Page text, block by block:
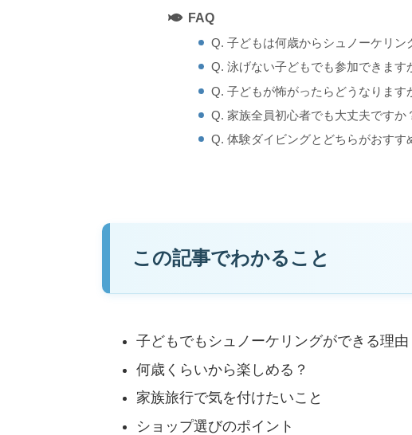
FAQ
Q. 子どもは何歳からシュノーケリン
Q. 泳げない子どもでも参加できます
Q. 子どもが怖がったらどうなります
Q. 家族全員初心者でも大丈夫ですか
Q. 体験ダイビングとどちらがおすす
この記事でわかること
子どもでもシュノーケリングができる理由
何歳くらいから楽しめる？
家族旅行で気を付けたいこと
ショップ選びのポイント